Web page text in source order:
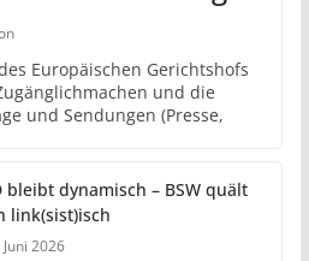
Europäischen Gerichtshofs
und die
und Sendungen (Presse,
bleibt dynamisch – BSW quält
link(sist)isch
Juni 2026